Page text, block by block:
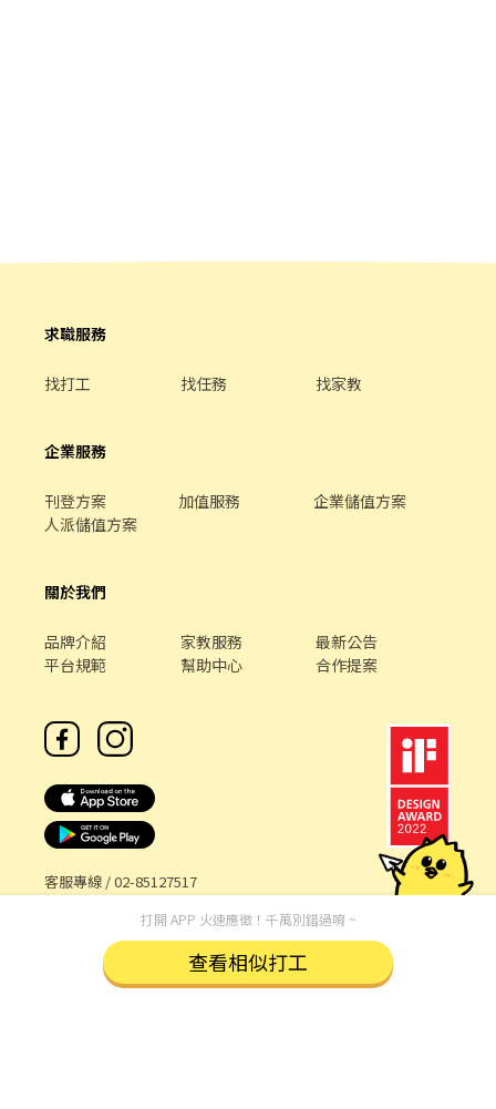
求職服務
找打工 找任務 找家教
企業服務
刊登方案 加值服務
企業儲值方案
人派儲值方案
關於我們
品牌介紹 家教服務
最新公告
平台規範
幫助中心 合作提案
客服專線 /02-85127517
服務時間 / 週一 至 週五 09：00 - 18：00
機構地址: 新北市三重區重新路5段609巷12號10樓
打開 APP 火速應徵！千萬別錯過唷 ~
查看相似打工